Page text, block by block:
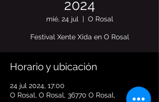
2024
mié, 24 jul
  |
O Rosal
Festival Xente Xida en O Rosal
Horario y ubicación
24 jul 2024, 17:00
O Rosal, O Rosal, 36770 O Rosal,